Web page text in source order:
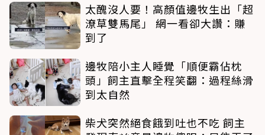
太醜沒人要！高顏值邊牧生出「超
潦草雙馬尾」 網一看卻大讚：賺
到了
邊牧陪小主人睡覺「順便霸佔枕
頭」飼主直擊全程笑翻：過程絲滑
到太自然
柴犬突然絕食餓到吐也不吃 飼主